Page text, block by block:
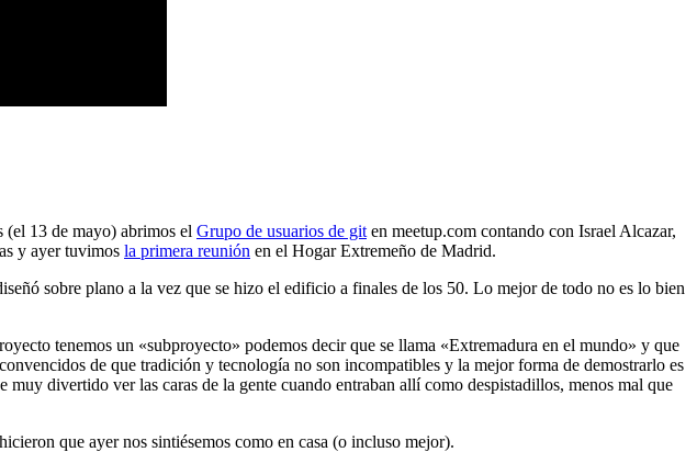
(el 13 de mayo) abrimos el Grupo de usuarios de git en meetup.com contando con Israel Alcazar,
y ayer tuvimos la primera reunión en el Hogar Extremeño de Madrid.
sobre plano a la vez que se hizo el edificio a finales de los 50. Lo mejor de todo no es lo bien
tenemos un «subproyecto» podemos decir que se llama «Extremadura en el mundo» y que
de que tradición y tecnología no son incompatibles y la mejor forma de demostrarlo es
divertido ver las caras de la gente cuando entraban allí como despistadillos, menos mal que
que ayer nos sintiésemos como en casa (o incluso mejor).